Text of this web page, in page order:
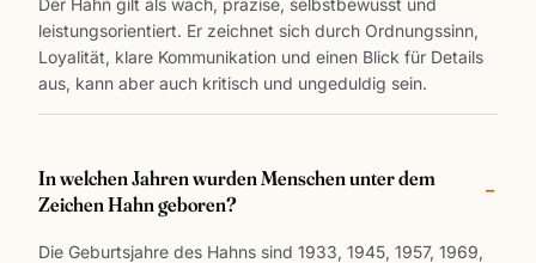
leistungsorientiert. Er zeichnet sich durch Ordnungssinn,
Loyalität, klare Kommunikation und einen Blick für Details
aus, kann aber auch kritisch und ungeduldig sein.
In welchen Jahren wurden Menschen unter dem
Zeichen Hahn geboren?
Die Geburtsjahre des Hahns sind 1933, 1945, 1957, 1969,